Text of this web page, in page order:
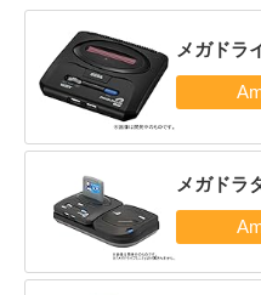
メガドラ
メガドラ